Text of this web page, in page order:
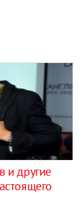
и другие